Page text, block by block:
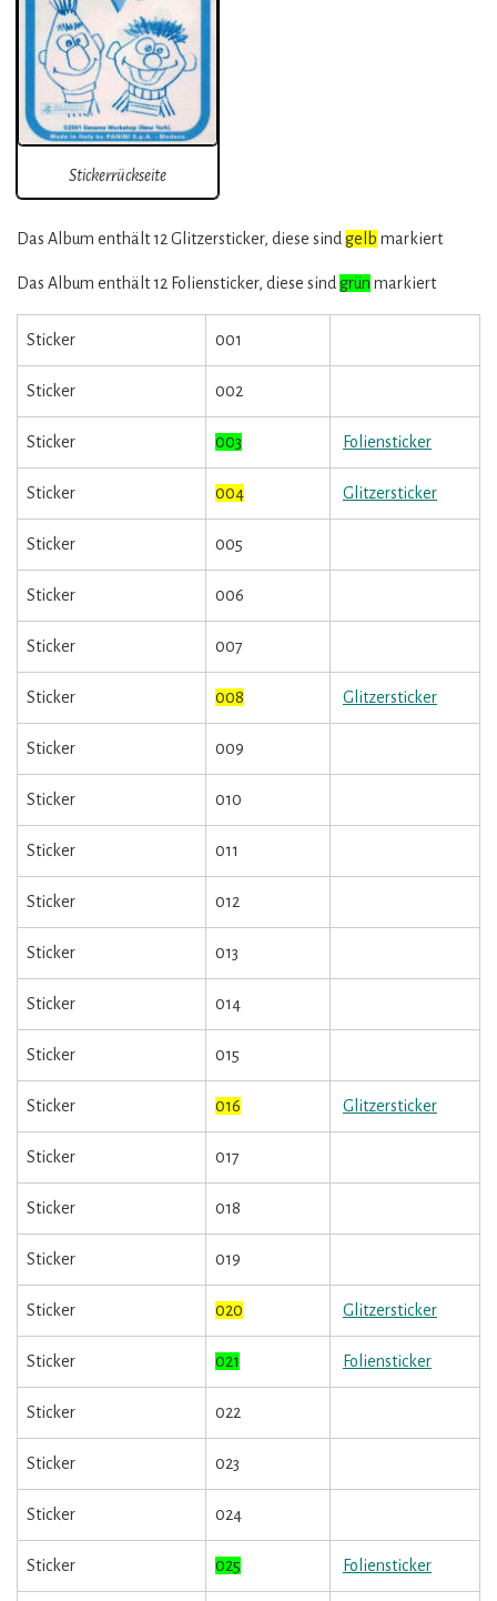
Stickerrückseite
Das Album enthält 12 Glitzersticker, diese sindgelb markiert
Das Album enthält 12 Foliensticker, diese sindgrün markiert
Sticker 001
Sticker 002
Sticker 003 Foliensticker
Sticker 004 Glitzersticker
Sticker 005
Sticker 006
Sticker 007
Sticker 008 Glitzersticker
Sticker 009
Sticker 010
Sticker 011
Sticker 012
Sticker 013
Sticker 014
Sticker 015
Sticker 016 Glitzersticker
Sticker 017
Sticker 018
Sticker 019
Sticker 020 Glitzersticker
Sticker 021 Foliensticker
Sticker 022
Sticker 023
Sticker 024
Sticker 025 Foliensticker